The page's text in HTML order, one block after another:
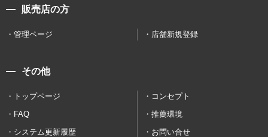
販売店の方
管理ページ 店舗新規登録
その他
トップページ
コンセプト
FAQ
推薦環境
システム更新履歴
お問い合せ